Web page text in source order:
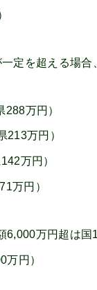
定を超える場合
万円）
万円）
万円）
万円）
万円超は国
円）